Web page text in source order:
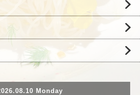
Monday